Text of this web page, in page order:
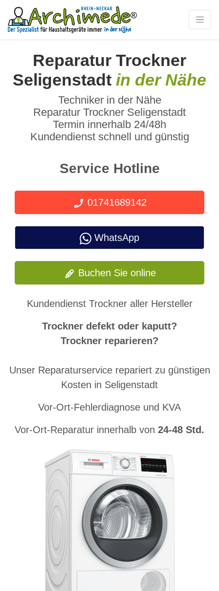
Reparatur Trockner
Seligenstadt in der Nähe
Techniker in der Nähe
Reparatur Trockner Seligenstadt
Termin innerhalb 24/48h
Kundendienst schnell und günstig
Service Hotline
01741689142
WhatsApp
Buchen Sie online
Kundendienst Trockner aller Hersteller
Trockner defekt oder kaputt?
Trockner reparieren?
Unser Reparaturservice repariert zu günstigen
Kosten in Seligenstadt
Vor-Ort-Fehlerdiagnose und KVA
Vor-Ort-Reparatur innerhalb von 24-48 Std.